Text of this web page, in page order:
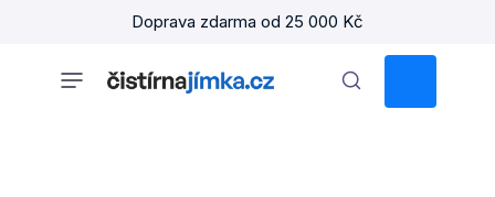
Doprava zdarma od 25 000 Kč
KOŠÍK